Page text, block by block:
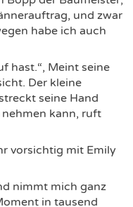
und zwar
habe ich auch
hast.“, Meint seine
Der kleine
seine Hand
kann, ruft
vorsichtig mit Emily
nimmt mich ganz
in tausend